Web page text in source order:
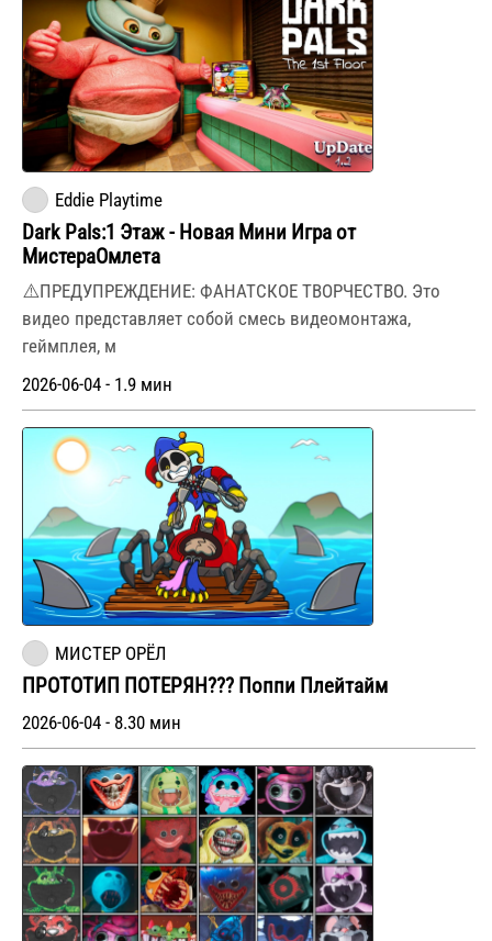
Eddie Playtime
Dark Pals:1 Этаж - Новая Мини Игра от
МистераОмлета
⚠️ПРЕДУПРЕЖДЕНИЕ: ФАНАТСКОЕ ТВОРЧЕСТВО. Это
видео представляет собой смесь видеомонтажа,
геймплея, м
2026-06-04 - 1.9 мин
МИСТЕР ОРЁЛ
ПРОТОТИП ПОТЕРЯН??? Поппи Плейтайм
2026-06-04 - 8.30 мин